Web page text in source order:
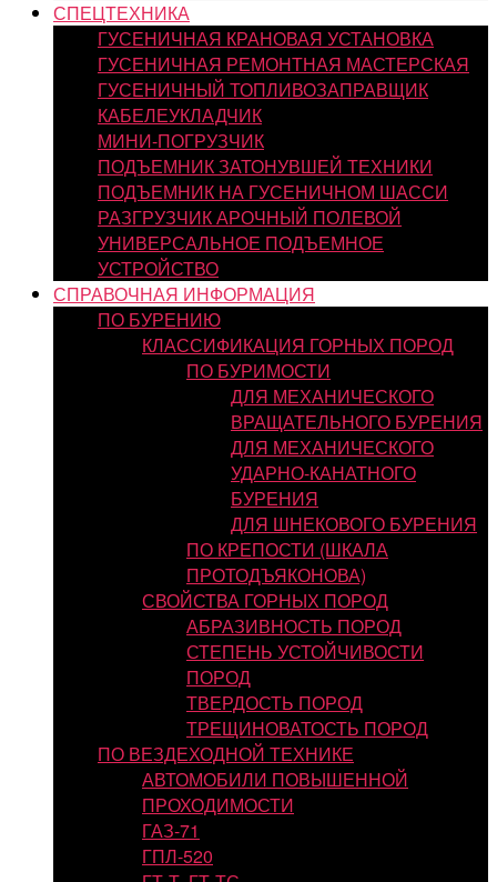
СПЕЦТЕХНИКА
ГУСЕНИЧНАЯ КРАНОВАЯ УСТАНОВКА
ГУСЕНИЧНАЯ РЕМОНТНАЯ МАСТЕРСКАЯ
ГУСЕНИЧНЫЙ ТОПЛИВОЗАПРАВЩИК
КАБЕЛЕУКЛАДЧИК
МИНИ-ПОГРУЗЧИК
ПОДЪЕМНИК ЗАТОНУВШЕЙ ТЕХНИКИ
ПОДЪЕМНИК НА ГУСЕНИЧНОМ ШАССИ
РАЗГРУЗЧИК АРОЧНЫЙ ПОЛЕВОЙ
УНИВЕРСАЛЬНОЕ ПОДЪЕМНОЕ
УСТРОЙСТВО
СПРАВОЧНАЯ ИНФОРМАЦИЯ
ПО БУРЕНИЮ
КЛАССИФИКАЦИЯ ГОРНЫХ ПОРОД
ПО БУРИМОСТИ
ДЛЯ МЕХАНИЧЕСКОГО
ВРАЩАТЕЛЬНОГО БУРЕНИЯ
ДЛЯ МЕХАНИЧЕСКОГО
УДАРНО-КАНАТНОГО
БУРЕНИЯ
ДЛЯ ШНЕКОВОГО БУРЕНИЯ
ПО КРЕПОСТИ (ШКАЛА
ПРОТОДЪЯКОНОВА)
СВОЙСТВА ГОРНЫХ ПОРОД
АБРАЗИВНОСТЬ ПОРОД
СТЕПЕНЬ УСТОЙЧИВОСТИ
ПОРОД
ТВЕРДОСТЬ ПОРОД
ТРЕЩИНОВАТОСТЬ ПОРОД
ПО ВЕЗДЕХОДНОЙ ТЕХНИКЕ
АВТОМОБИЛИ ПОВЫШЕННОЙ
ПРОХОДИМОСТИ
ГАЗ-71
ГПЛ-520